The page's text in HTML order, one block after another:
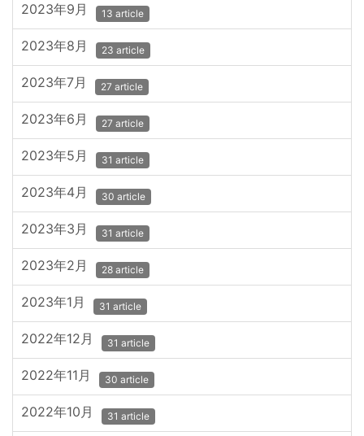
2023年9月 13 article
2023年8月 23 article
2023年7月 27 article
2023年6月 27 article
2023年5月 31 article
2023年4月 30 article
2023年3月 31 article
2023年2月 28 article
2023年1月 31 article
2022年12月 31 article
2022年11月 30 article
2022年10月 31 article